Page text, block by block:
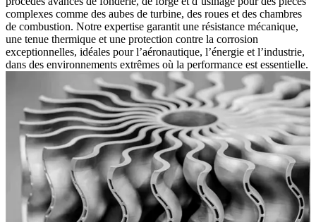
complexes comme des aubes de turbine, des roues et des chambres
de combustion. Notre expertise garantit une résistance mécanique,
une tenue thermique et une protection contre la corrosion
exceptionnelles, idéales pour l’aéronautique, l’énergie et l’industrie,
dans des environnements extrêmes où la performance est essentielle.